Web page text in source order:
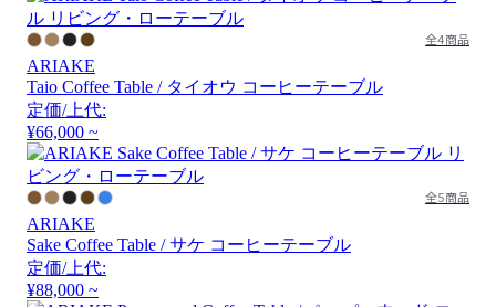
全4商品
ARIAKE
Taio Coffee Table / タイオウ コーヒーテーブル
定価/上代:
¥66,000 ~
全5商品
ARIAKE
Sake Coffee Table / サケ コーヒーテーブル
定価/上代:
¥88,000 ~